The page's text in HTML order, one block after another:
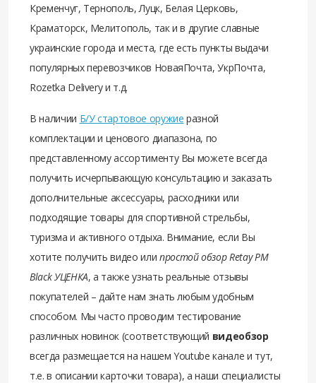
Кременчуг, Тернополь, Луцк, Белая Церковь,
Краматорск, Мелитополь, так и в другие славные
украинские города и места, где есть пункты выдачи
популярных перевозчиков НоваяПочта, УкрПочта,
Rozetka Delivery и т.д.
В наличии Б/У стартовое оружие разной
комплектации и ценового диапазона, по
представленному ассортименту Вы можете всегда
получить исчерпывающую консультацию и заказать
дополнительные аксессуары, расходники или
подходящие товары для спортивной стрельбы,
туризма и активного отдыха. Внимание, если Вы
хотите получить видео или простой обзор Retay PM
Black УЦЕНКА, а также узнать реальные отзывы
покупателей – дайте нам знать любым удобным
способом. Мы часто проводим тестирование
различных новинок (соответствующий видеобзор
всегда размещается на нашем Youtube канале и тут,
т.е. в описании карточки товара), а наши специалисты